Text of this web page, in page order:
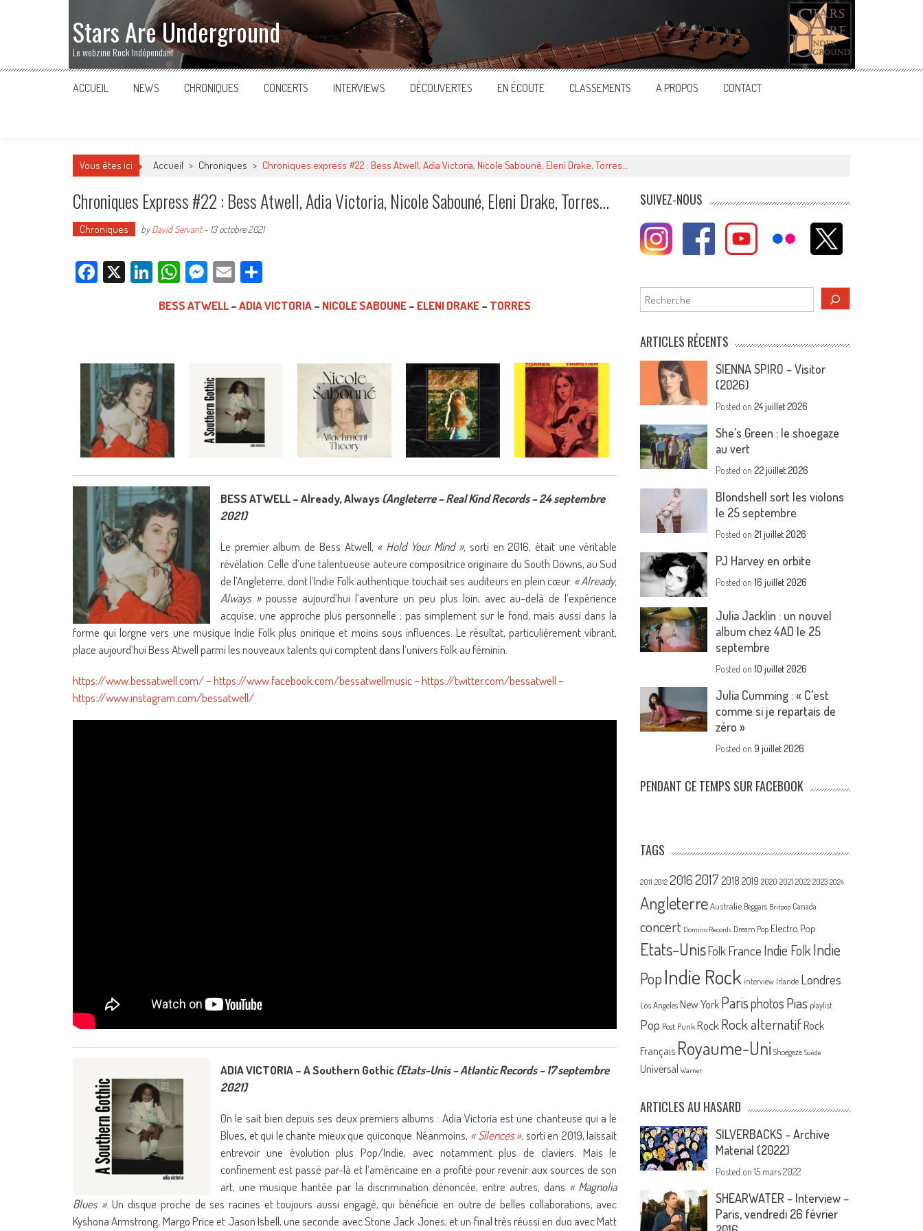
Stars Are Underground
Le webzine Rock Indépendant
ACCUEIL NEWS CHRONIQUES CONCERTS INTERVIEWS DÉCOUVERTES EN ÉCOUTE CLASSEMENTS A PROPOS CONTACT
Vous êtes ici Accueil > Chroniques > Chroniques express #22 : Bess Atwell, Adia Victoria, Nicole Sabouné, Eleni Drake, Torres…
Chroniques Express #22 : Bess Atwell, Adia Victoria, Nicole Sabouné, Eleni Drake, Torres…
Chroniques byDavid Servant- 13 octobre 2021
Facebook
X LinkedIn
WhatsApp
Messenger
Email
BESS ATWELL–ADIA VICTORIA– NICOLE SABOUNE– ELENI DRAKE– TORRES
BESS ATWELL – Already, Always(Angleterre – Real Kind Records – 24 septembre
2021)
Le premier album de Bess Atwell, « Hold Your Mind », sorti en 2016, était une véritable
révélation. Celle d’une talentueuse auteure compositrice originaire du South Downs, au Sud
de l’Angleterre, dont l’Indie Folk authentique touchait ses auditeurs en plein cœur. « Already,
Always »pousse aujourd’hui l’aventure un peu plus loin, avec au-delà de l’expérience
acquise, une approche plus personnelle ; pas simplement sur le fond, mais aussi dans la
forme qui lorgne vers une musique Indie Folk plus onirique et moins sous influences. Le résultat, particulièrement vibrant,
place aujourd’hui Bess Atwell parmi les nouveaux talents qui comptent dans l’univers Folk au féminin.
https://www.bessatwell.com/–https://www.facebook.com/bessatwellmusic–https://twitter.com/bessatwell–
https://www.instagram.com/bessatwell/
ADIA VICTORIA – A Southern Gothic(Etats-Unis – Atlantic Records – 17 septembre
2021)
On le sait bien depuis ses deux premiers albums : Adia Victoria est une chanteuse qui a le
Blues, et qui le chante mieux que quiconque. Néanmoins, « Silences »,sorti en 2019, laissait
entrevoir une évolution plus Pop/Indie, avec notamment plus de claviers. Mais le
confinement est passé par-là et l’américaine en a profité pour revenir aux sources de son
art, une musique hantée par la discrimination dénoncée, entre autres, dans « Magnolia
Blues ». Un disque proche de ses racines et toujours aussi engagé, qui bénéficie en outre de belles collaborations, avec
Kyshona Armstrong, Margo Price et Jason Isbell, une seconde avec Stone Jack Jones, et un final très réussi en duo avec Matt
SUIVEZ-NOUS
Rechercher
ARTICLES RÉCENTS
SIENNA SPIRO – Visitor
(2026)
Posted on24 juillet 2026
She’s Green : le shoegaze
au vert
Posted on22 juillet 2026
Blondshell sort les violons
le 25 septembre
Posted on21 juillet 2026
PJ Harvey en orbite
Posted on16 juillet 2026
Julia Jacklin : un nouvel
album chez 4AD le 25
septembre
Posted on10 juillet 2026
Julia Cumming : « C’est
comme si je repartais de
zéro »
Posted on9 juillet 2026
PENDANT CE TEMPS SUR FACEBOOK
TAGS
2011 2012 20162017 2018 2019 2020 2021 2022 2023 2024
Angleterre Australie Beggars Britpop Canada
concert Domino Records Dream Pop Electro Pop
Etats-UnisFolk France Indie FolkIndie
PopIndie Rock interview Irlande Londres
Los Angeles New York Parisphotos Pias playlist
Pop Post Punk Rock Rock alternatif Rock
Français Royaume-Uni Shoegaze Suède
Universal Warner
ARTICLES AU HASARD
SILVERBACKS – Archive
Material (2022)
Posted on15 mars 2022
SHEARWATER – Interview –
Paris, vendredi 26 février